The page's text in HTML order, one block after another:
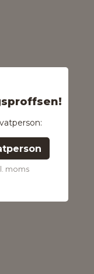
moms